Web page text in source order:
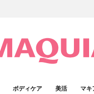
ボディケア 美活 マキ